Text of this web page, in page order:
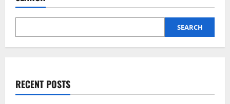
SEARCH
RECENT POSTS